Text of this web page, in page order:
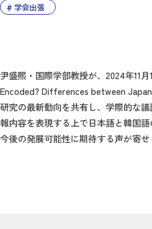
学会出張
尹盛熙・国際学部教授が、2024年11
Encoded? Differences between
研究の最新動向を共有し、学際的な
報内容を表現する上で日本語と韓国
今後の発展可能性に期待する声が寄せ